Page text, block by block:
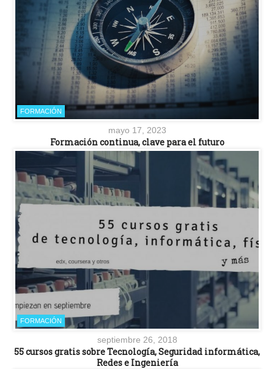
FORMACIÓN
mayo 17, 2023
Formación continua, clave para el futuro
FORMACIÓN
septiembre 26, 2018
55 cursos gratis sobre Tecnología, Seguridad informática,
Redes e Ingeniería